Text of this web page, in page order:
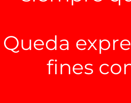
Queda
fines